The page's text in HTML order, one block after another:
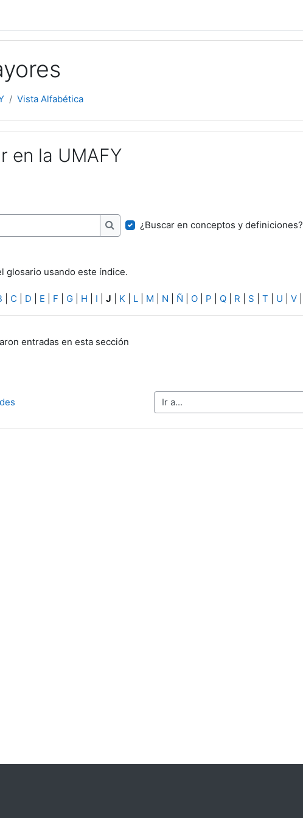
Vista Alfabética
en la UMAFY
Buscar
¿Buscar en conceptos y definiciones?
glosario usando este índice.
C D E F G| H I J K L| M N Ñ O| P Q| R S T U V|
entradas en esta sección
Ir a...